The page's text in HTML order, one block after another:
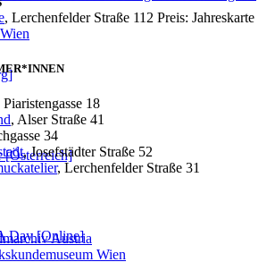
[Österreich]
Day [Online]
, Lerchenfelder Straße 112 Preis: Jahreskarte
Piaristengasse 18
, Alser Straße 41
34
, Josefstädter Straße 52
, Lerchenfelder Straße 31
Austria
Wien